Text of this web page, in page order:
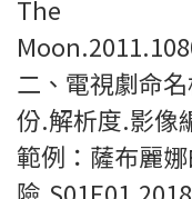
The
二、電視劇命
份.解析度.影像
範例：薩布麗